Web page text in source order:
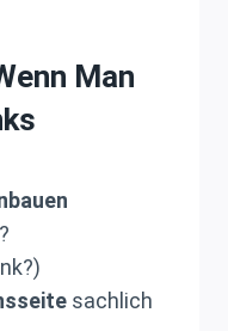
Man
sachlich